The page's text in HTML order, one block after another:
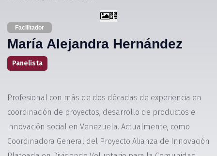
Facilitador
María Alejandra Hernández
Panelista
Profesional con más de dos décadas de experiencia en
coordinación de proyectos, desarrollo de productos e
innovación social en Venezuela. Actualmente, como
Coordinadora General del Proyecto Alianza de Innovación